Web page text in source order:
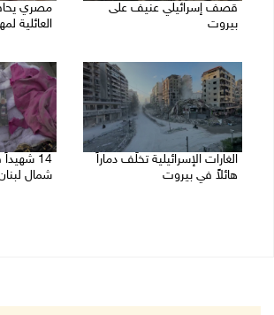
قصف إسرائيلي عنيف على
بيروت
مصري
العائلية
الغارات الإسرائيلية تخلّف دماراً
هائلاً في بيروت
14
شمال